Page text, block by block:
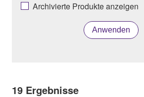
Archivierte Produkte anzeigen
Anwenden
19 Ergebnisse